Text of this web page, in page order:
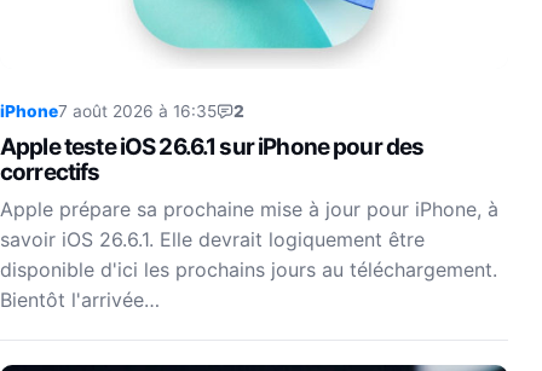
iPhone7 août 2026 à 16:35 2
Apple teste iOS 26.6.1 sur iPhone pour des
correctifs
Apple prépare sa prochaine mise à jour pour iPhone, à
savoir iOS 26.6.1. Elle devrait logiquement être
disponible d'ici les prochains jours au téléchargement.
Bientôt l'arrivée…